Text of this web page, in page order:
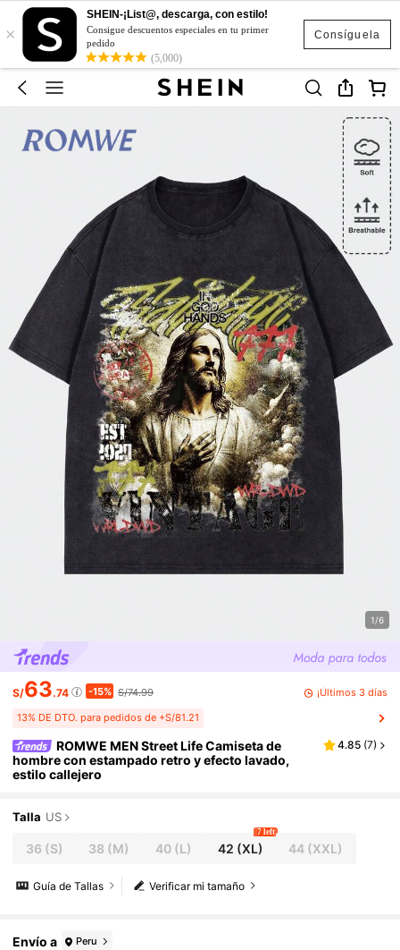
Consíguela
×
SHEIN-¡List@, descarga, con estilo!
Consigue descuentos especiales en tu primer
pedido
(5,000)
1/6
S/63.74 -15% S/74.99 ¡Últimos 3 días
13% DE DTO. para pedidos de +S/81.21
ROMWE MEN Street Life Camiseta de
hombre con estampado retro y efecto lavado,
estilo callejero
4.85 (7)
Talla US
36 (S) 38 (M) 40(L) 42 (XL)
7 left
44 (XXL)
Verificar mi tamaño
Guía de Tallas
Envío a Peru